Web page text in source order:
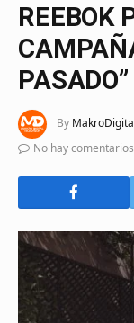
REEBOK
PASADO”
By
No hay comentarios